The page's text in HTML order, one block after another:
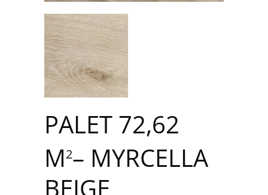
PALET 72,62
M2– MYRCELLA
BEIGE